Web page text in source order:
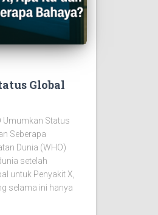
Global
Umumkan Status
Seberapa
Dunia (WHO)
setelah
untuk Penyakit X,
selama ini hanya